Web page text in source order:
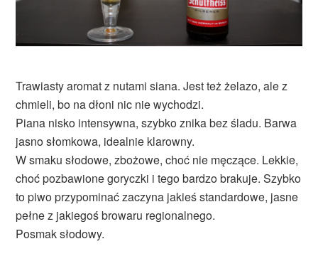
Trawiasty aromat z nutami siana. Jest też żelazo, ale z
chmieli, bo na dłoni nic nie wychodzi.
Piana nisko intensywna, szybko znika bez śladu. Barwa
jasno słomkowa, idealnie klarowny.
W smaku słodowe, zbożowe, choć nie męczące. Lekkie,
choć pozbawione goryczki i tego bardzo brakuje. Szybko
to piwo przypominać zaczyna jakieś standardowe, jasne
pełne z jakiegoś browaru regionalnego.
Posmak słodowy.